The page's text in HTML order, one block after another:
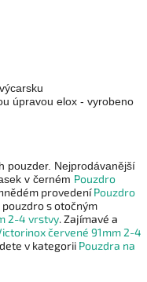
úpravou elox - vyrobeno
pouzder. Nejprodávanější
v černém Pouzdro
provedeníPouzdro
pouzdro s otočným
2-4 vrstvy. Zajímavé a
červené 91mm 2-4
v kategorii Pouzdra na